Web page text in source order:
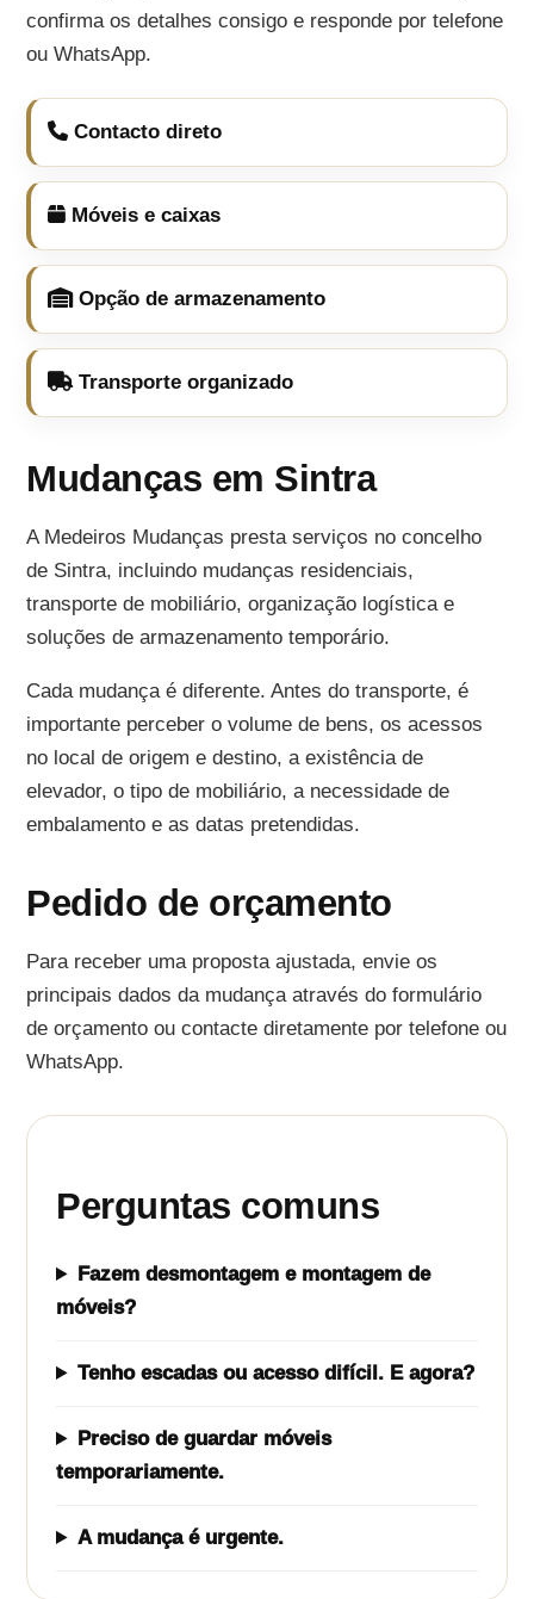
confirma os detalhes consigo e responde por telefone
ou WhatsApp.
Contacto direto
Móveis e caixas
Opção de armazenamento
Transporte organizado
Mudanças em Sintra
A Medeiros Mudanças presta serviços no concelho
de Sintra, incluindo mudanças residenciais,
transporte de mobiliário, organização logística e
soluções de armazenamento temporário.
Cada mudança é diferente. Antes do transporte, é
importante perceber o volume de bens, os acessos
no local de origem e destino, a existência de
elevador, o tipo de mobiliário, a necessidade de
embalamento e as datas pretendidas.
Pedido de orçamento
Para receber uma proposta ajustada, envie os
principais dados da mudança através do formulário
de orçamento ou contacte diretamente por telefone ou
WhatsApp.
Perguntas comuns
Fazem desmontagem e montagem de
móveis?
Tenho escadas ou acesso difícil. E agora?
Preciso de guardar móveis
temporariamente.
A mudança é urgente.